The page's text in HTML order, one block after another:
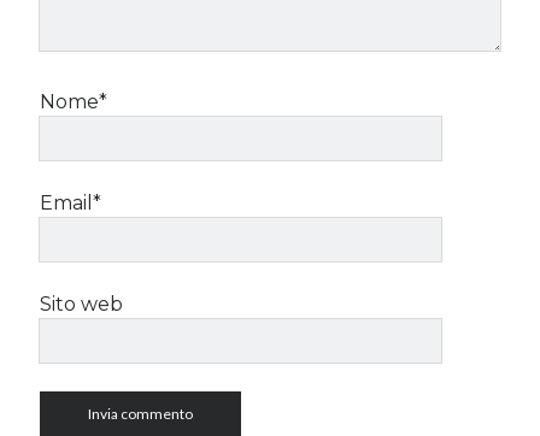
Nome*
Email*
Sito web